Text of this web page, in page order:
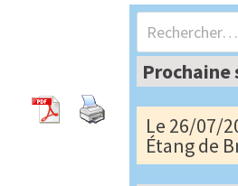
Rechercher :
Prochaine
Le 26/07/
Étang de